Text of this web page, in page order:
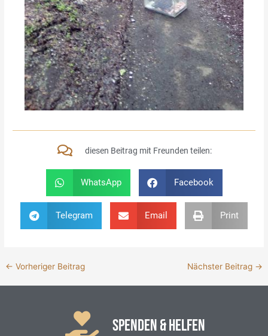
diesen Beitrag mit Freunden teilen:
WhatsApp Facebook
Telegram Email Print
← Vorheriger Beitrag Nächster Beitrag →
SPENDEN & HELFEN